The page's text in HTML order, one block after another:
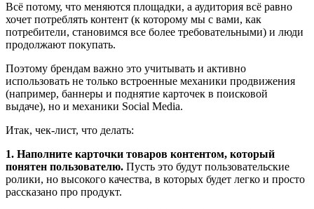
Всё потому, что меняются площадки, а аудитория всё равно
хочет потреблять контент (к которому мы с вами, как
потребители, становимся все более требовательными) и люди
продолжают покупать.
Поэтому брендам важно это учитывать и активно
использовать не только встроенные механики продвижения
(например, баннеры и поднятие карточек в поисковой
выдаче), но и механики Social Media.
Итак, чек-лист, что делать:
1. Наполните карточки товаров контентом, который
понятен пользователю. Пусть это будут пользовательские
ролики, но высокого качества, в которых будет легко и просто
рассказано про продукт.